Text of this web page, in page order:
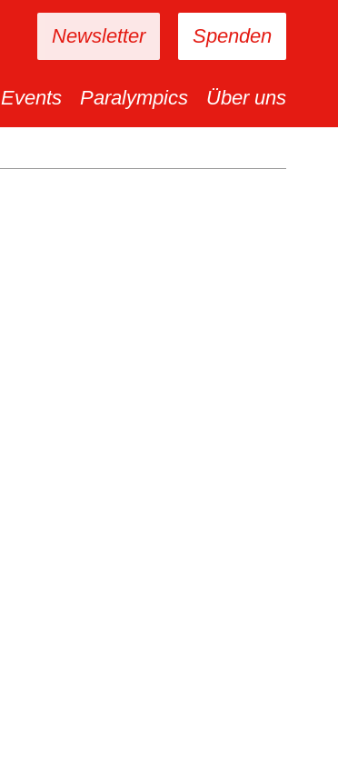
Spenden
Newsletter
Events Paralympics Über uns